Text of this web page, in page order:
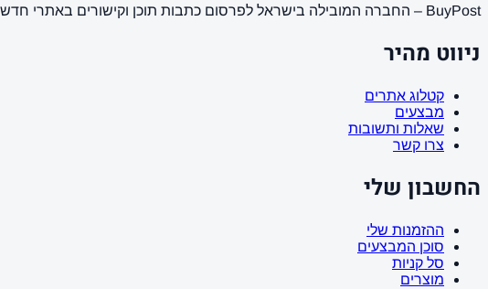
BuyPost – החברה המובילה בישראל לפרסום כתבות תוכן וקישורים באתרי חדשות ותוכן מובילים. מחירון מעודכן, כתיבת AI מתקדמת, קידום אתרים SEO מקצועי. 11 שנות ניסיון ואלפי לקוחות מרוצים.
ניווט מהיר
קטלוג אתרים
מבצעים
שאלות ותשובות
צרו קשר
החשבון שלי
ההזמנות שלי
סוכן המבצעים
סל קניות
מוצרים